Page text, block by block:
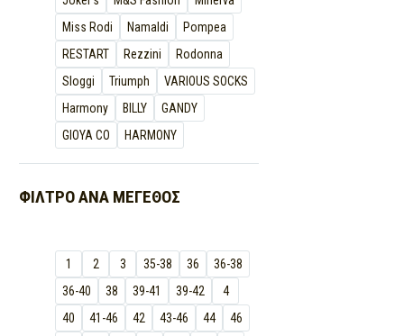
Miss Rodi
Namaldi
Pompea
RESTART
Rezzini
Rodonna
Sloggi
Triumph
VARIOUS SOCKS
Ηarmony
BILLY
GANDY
GIOYA CO
HARMONY
ΦΊΛΤΡΟ ΑΝΆ ΜΈΓΕΘΟΣ
1 2 3 35-38 36
36-38
36-40
38 39-41 39-42
4
40
41-46 42 43-46 44
46